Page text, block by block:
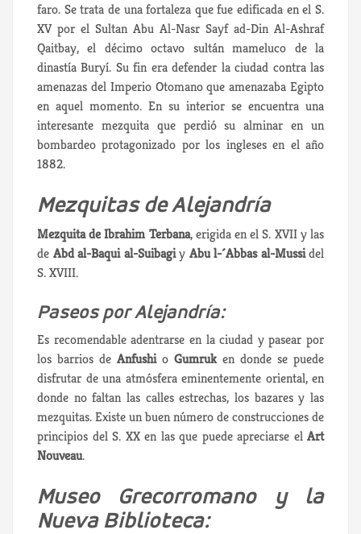
faro. Se trata de una fortaleza que fue edificada en el S.
XV por el Sultan Abu Al-Nasr Sayf ad-Din Al-Ashraf
Qaitbay, el décimo octavo sultán mameluco de la
dinastía Buryí. Su fin era defender la ciudad contra las
amenazas del Imperio Otomano que amenazaba Egipto
en aquel momento. En su interior se encuentra una
interesante mezquita que perdió su alminar en un
bombardeo protagonizado por los ingleses en el año
1882.
Mezquitas de Alejandría
Mezquita de Ibrahim Terbana, erigida en el S. XVII y las
de Abd al-Baqui al-Suibagiy Abu l-´Abbas al-Mussidel
S. XVIII.
Paseos por Alejandría:
Es recomendable adentrarse en la ciudad y pasear por
los barrios de Anfushio Gumruk en donde se puede
disfrutar de una atmósfera eminentemente oriental, en
donde no faltan las calles estrechas, los bazares y las
mezquitas. Existe un buen número de construcciones de
principios del S. XX en las que puede apreciarse el Art
Nouveau.
Museo Grecorromano y la
Nueva Biblioteca: